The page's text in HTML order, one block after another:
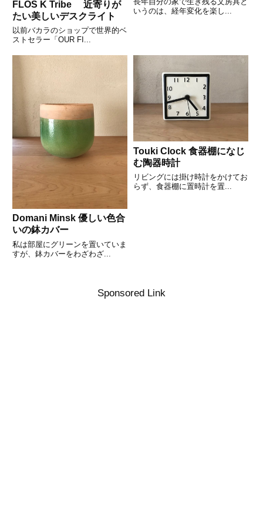
FLOS K Tribe 近寄りが
たい美しいデスクライト
以前バカラのショップで世界的ベ
ストセラー「OUR FI...
いうのは、経年変化を楽し...
Domani Minsk 優しい色合
いの鉢カバー
私は部屋にグリーンを置いていま
すが、鉢カバーをわざわざ...
Touki Clock 食器棚になじ
む陶器時計
リビングには掛け時計をかけてお
らず、食器棚に置時計を置...
Sponsored Link